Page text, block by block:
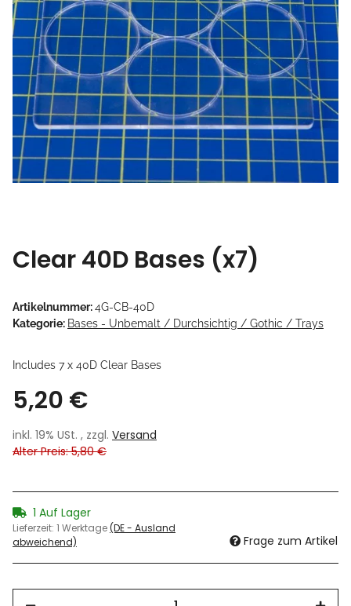
Clear 40D Bases (x7)
Artikelnummer:4G-CB-40D
Kategorie: Bases - Unbemalt / Durchsichtig / Gothic / Trays
Includes 7 x 40D Clear Bases
5,20 €
inkl. 19% USt. , zzgl. Versand
Alter Preis: 5,80 €
1 Auf Lager
Lieferzeit: 1 Werktage(DE - Ausland
abweichend)
Frage zum Artikel